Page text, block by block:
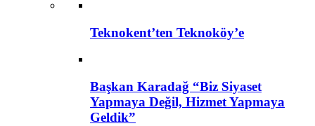
Teknokent’ten Teknoköy’e
Başkan Karadağ “Biz Siyaset
Yapmaya Değil, Hizmet Yapmaya
Geldik”